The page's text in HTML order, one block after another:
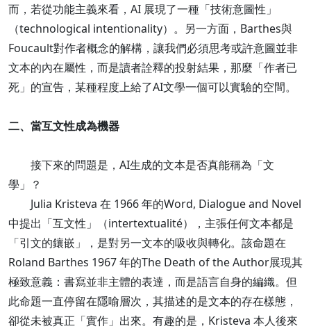
而，若從功能主義來看，AI 展現了一種「技術意圖性」
（technological intentionality）。另一方面，Barthes與
Foucault對作者概念的解構，讓我們必須思考或許意圖並非
文本的內在屬性，而是讀者詮釋的投射結果，那麼「作者已
死」的宣告，某種程度上給了AI文學一個可以實驗的空間。
二、當互文性成為機器
接下來的問題是，AI生成的文本是否真能稱為「文
學」？
Julia Kristeva 在 1966 年的Word, Dialogue and Novel
中提出「互文性」（intertextualité），主張任何文本都是
「引文的鑲嵌」，是對另一文本的吸收與轉化。該命題在
Roland Barthes 1967 年的The Death of the Author展現其
極致意義：書寫並非主體的表達，而是語言自身的編織。但
此命題一直停留在隱喻層次，其描述的是文本的存在樣態，
卻從未被真正「實作」出來。有趣的是，Kristeva 本人後來